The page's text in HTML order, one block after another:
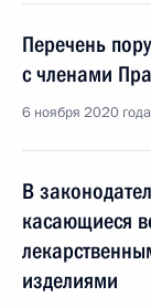
Перечень
с членами
6 ноября 2020
В
касающиеся
изделиями